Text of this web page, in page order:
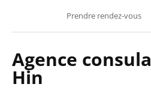
Prendre rendez-vous
Agence
Hin